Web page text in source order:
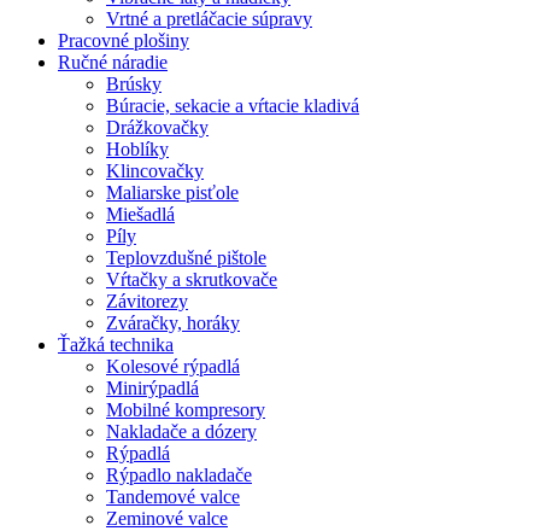
Vrtné a pretláčacie súpravy
Pracovné plošiny
Ručné náradie
Brúsky
Búracie, sekacie a vŕtacie kladivá
Drážkovačky
Hoblíky
Klincovačky
Maliarske pisťole
Miešadlá
Píly
Teplovzdušné pištole
Vŕtačky a skrutkovače
Závitorezy
Zváračky, horáky
Ťažká technika
Kolesové rýpadlá
Minirýpadlá
Mobilné kompresory
Nakladače a dózery
Rýpadlá
Rýpadlo nakladače
Tandemové valce
Zeminové valce